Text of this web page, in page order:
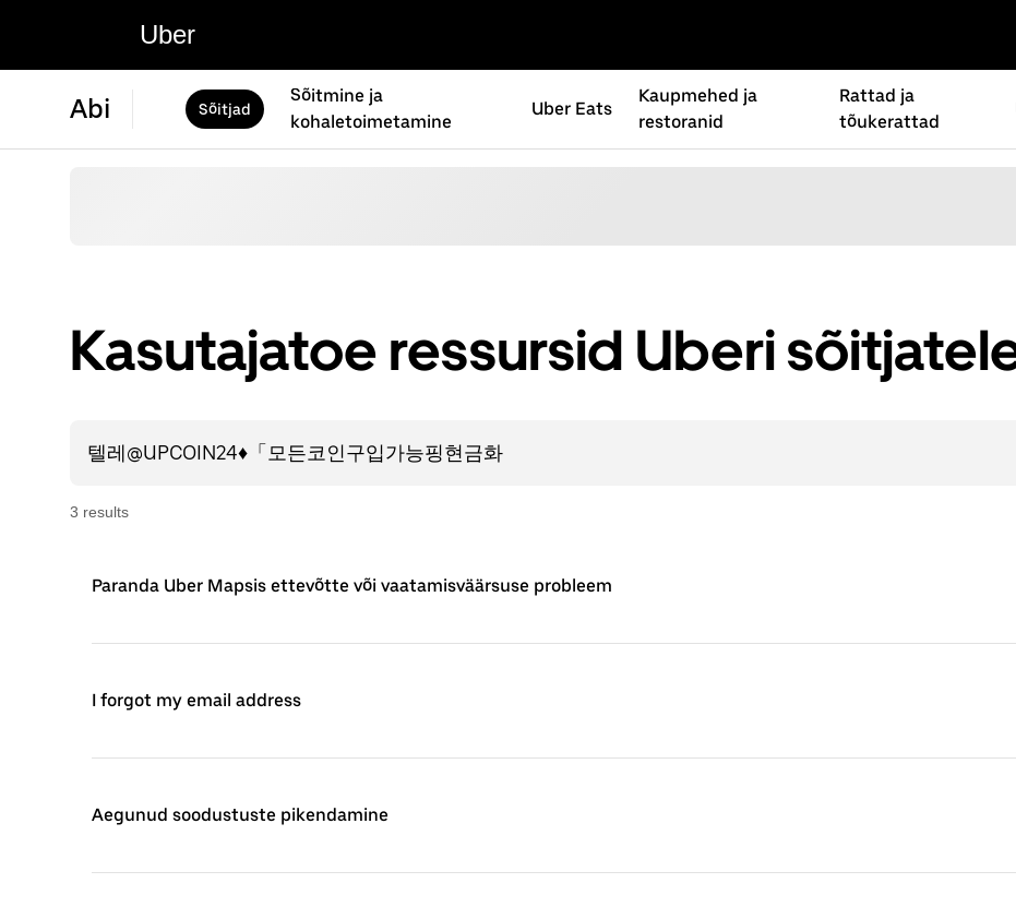
Uber
Abi Sõitjad
Sõitmine ja
kohaletoimetamine
Uber Eats
Kaupmehed ja
restoranid
Rattad ja
tõukerattad
Kasutajatoe ressursid Uberi
3 results
Paranda Uber Mapsis ettevõtte või vaatamisväärsuse probleem
I forgot my email address
Aegunud soodustuste pikendamine